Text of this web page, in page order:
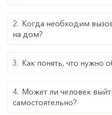
Когда необходим
на дом?
Как понять, что нужно
Может ли человек
самостоятельно?